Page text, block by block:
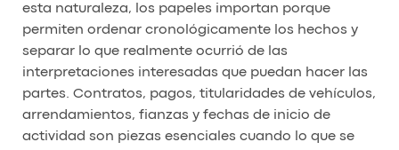
esta naturaleza, los papeles importan porque
permiten ordenar cronológicamente los hechos y
separar lo que realmente ocurrió de las
interpretaciones interesadas que puedan hacer las
partes. Contratos, pagos, titularidades de vehículos,
arrendamientos, fianzas y fechas de inicio de
actividad son piezas esenciales cuando lo que se